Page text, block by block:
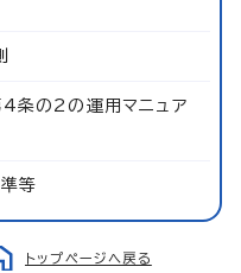
条の2の運用マニュア
等
トップページへ戻る